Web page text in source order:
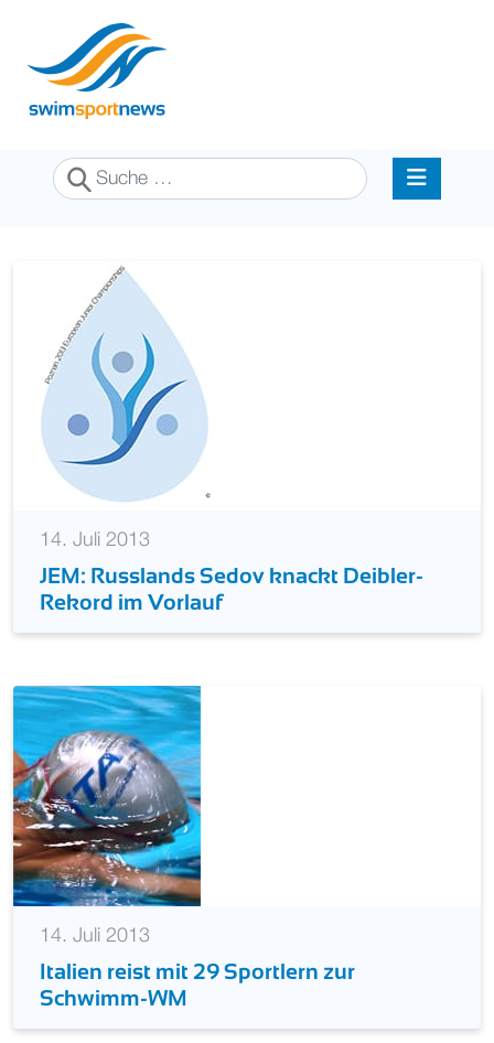
Suchen
14. Juli 2013
JEM: Russlands Sedov knackt Deibler-
Rekord im Vorlauf
14. Juli 2013
Italien reist mit 29 Sportlern zur
Schwimm-WM